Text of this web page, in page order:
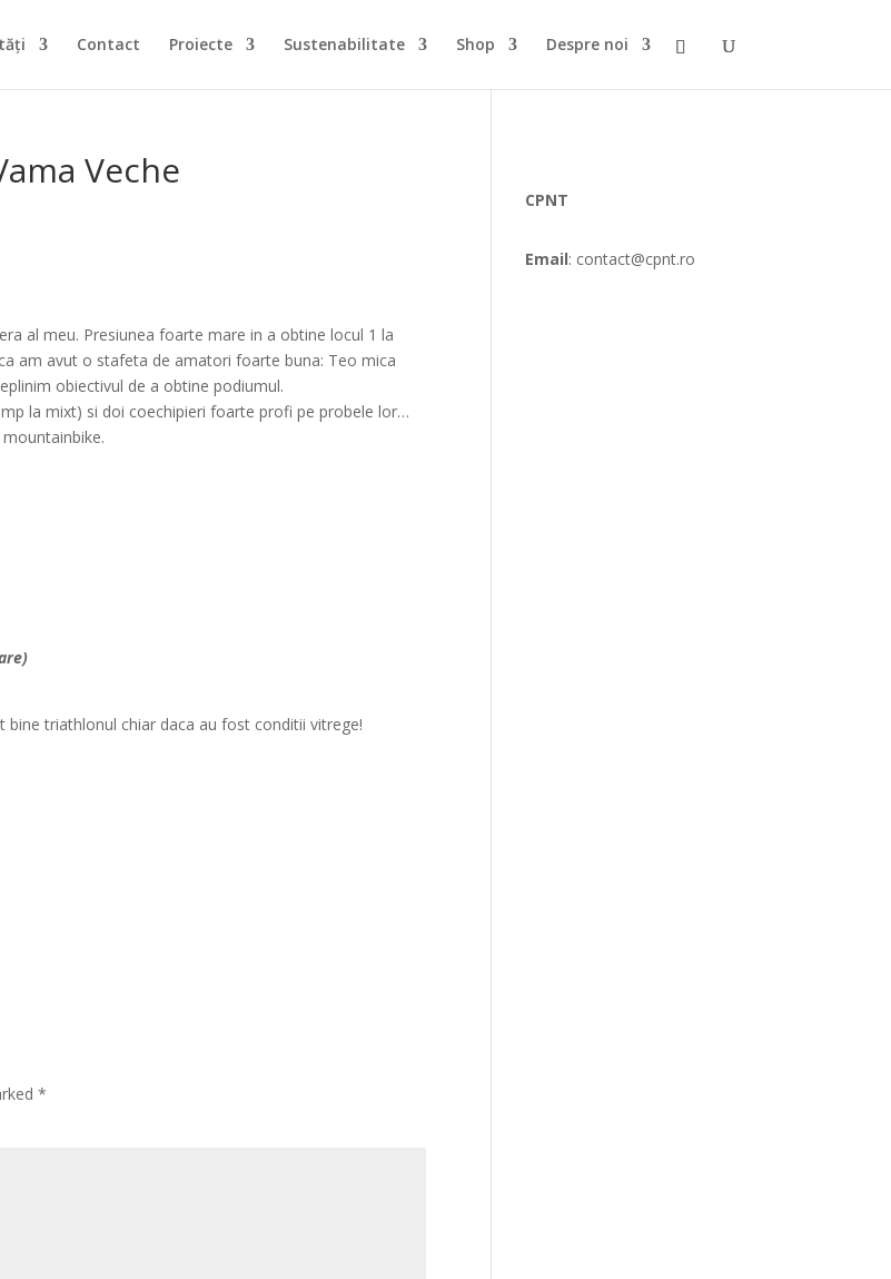
Contact Proiecte Sustenabilitate Shop Despre noi
Veche
al meu. Presiunea foarte mare in a obtine locul 1 la
am avut o stafeta de amatori foarte buna: Teo mica
obiectivul de a obtine podiumul.
la mixt) si doi coechipieri foarte profi pe probele lor…
triathlonul chiar daca au fost conditii vitrege!
*
CPNT
Email: contact@cpnt.ro